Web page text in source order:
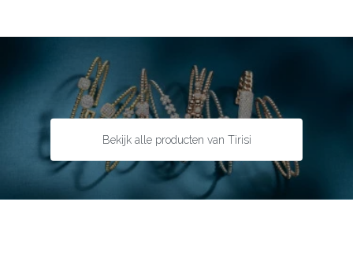
Bekijk alle producten van Tirisi